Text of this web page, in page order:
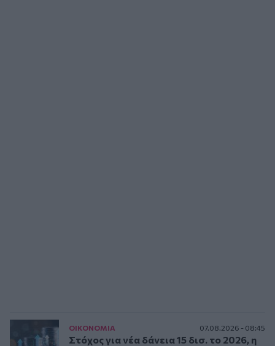
ΟΙΚΟΝΟΜΙΑ 07.08.2026 - 08:45
Στόχος για νέα δάνεια 15 δισ. το 2026, η